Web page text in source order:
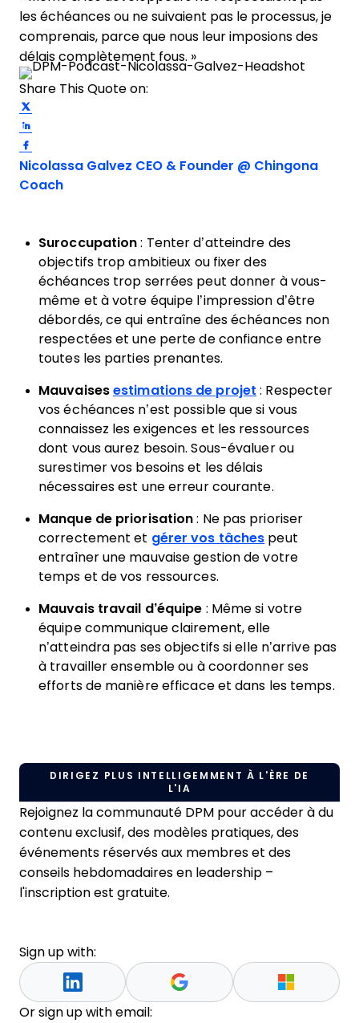
les échéances ou ne suivaient pas le processus, je
comprenais, parce que nous leur imposions des
délais complètement fous. »
Share This Quote on:
Nicolassa Galvez Opens new window
CEO & Founder @ Chingona
CoachOpens new window
Suroccupation : Tenter d’atteindre des
objectifs trop ambitieux ou fixer des
échéances trop serrées peut donner à vous-
même et à votre équipe l’impression d’être
débordés, ce qui entraîne des échéances non
respectées et une perte de confiance entre
toutes les parties prenantes.
Mauvaises estimations de projet : Respecter
vos échéances n’est possible que si vous
connaissez les exigences et les ressources
dont vous aurez besoin. Sous-évaluer ou
surestimer vos besoins et les délais
nécessaires est une erreur courante.
Manque de priorisation : Ne pas prioriser
correctement et gérer vos tâches peut
entraîner une mauvaise gestion de votre
temps et de vos ressources.
Mauvais travail d’équipe : Même si votre
équipe communique clairement, elle
n’atteindra pas ses objectifs si elle n’arrive pas
à travailler ensemble ou à coordonner ses
efforts de manière efficace et dans les temps.
DIRIGEZ PLUS INTELLIGEMMENT À L'ÈRE DE
L'IA
Rejoignez la communauté DPM pour accéder à du
contenu exclusif, des modèles pratiques, des
événements réservés aux membres et des
conseils hebdomadaires en leadership –
l'inscription est gratuite.
Sign up with:
Or sign up with email: